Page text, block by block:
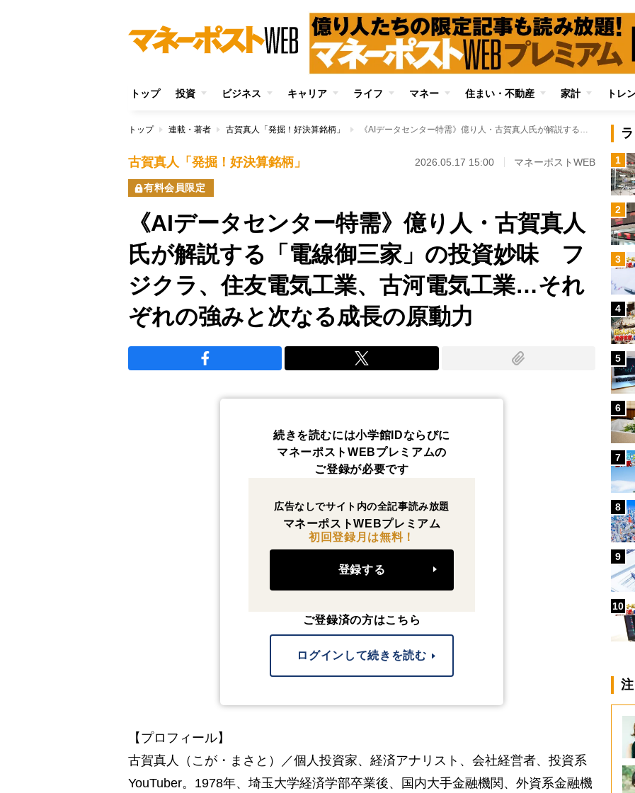
トップ 投資 ビジネス キャリア ライフ マネー 住まい・不動産 家計 トレ
トップ 連載・著者 古賀真人「発掘！好決算銘柄」 《AIデータセンター特需》億り人・古賀真人氏が解説する「電線御三家」の投資妙味 フジクラ、住友電気工業、古河電気工業…それぞれの強みと次なる成長の原動力
古賀真人「発掘！好決算銘柄」 2026.05.17 15:00 マネーポストWEB
有料会員限定
《AIデータセンター特需》億り人・古賀真人
氏が解説する「電線御三家」の投資妙味 フ
ジクラ、住友電気工業、古河電気工業…それ
ぞれの強みと次なる成長の原動力
続きを読むには小学館IDならびに
マネーポストWEBプレミアムの
ご登録が必要です
広告なしでサイト内の全記事読み放題
マネーポストWEBプレミアム
初回登録月は無料！
登録する
ご登録済の方はこちら
ログインして続きを読む
【プロフィール】
古賀真人（こが・まさと）／個人投資家、経済アナリスト、会社経営者、投資系
YouTuber。1978年、埼玉大学経済学部卒業後、国内大手金融機関、外資系金融機
1
2
3
4
5
6
7
8
9
10